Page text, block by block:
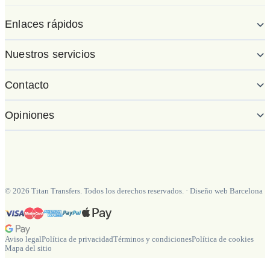
Enlaces rápidos
Nuestros servicios
Contacto
Opiniones
© 2026 Titan Transfers. Todos los derechos reservados. · Diseño web Barcelona
Aviso legalPolítica de privacidadTérminos y condicionesPolítica de cookies
Mapa del sitio